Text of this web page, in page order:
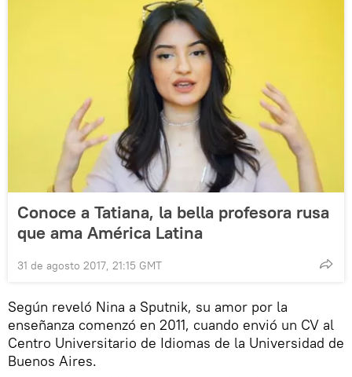
Conoce a Tatiana, la bella profesora rusa
que ama América Latina
31 de agosto 2017, 21:15 GMT
Según reveló Nina a Sputnik, su amor por la
enseñanza comenzó en 2011, cuando envió un CV al
Centro Universitario de Idiomas de la Universidad de
Buenos Aires.